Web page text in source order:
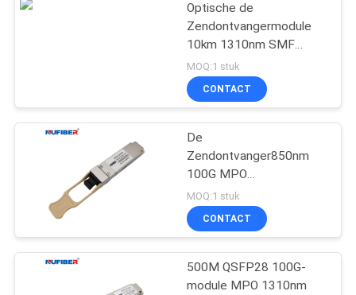
Optische de
Zendontvangermodule
10km 1310nm SMF
Duplexlc van qsfp-40g-
LR4 QSFP+
MOQ:1 stuk
CONTACT
De
Zendontvanger850nm
100G MPO
Zendontvanger van
QSFP28-100G-SR4
100G QSFP28
MOQ:1 stuk
CONTACT
500M QSFP28 100G-
module MPO 1310nm